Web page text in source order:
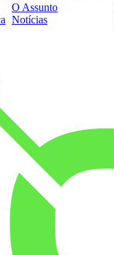
O Assunto
Notícias